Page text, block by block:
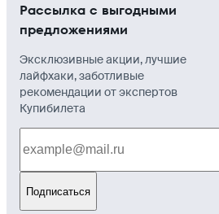
Рассылка с выгодными
предложениями
Эксклюзивные акции, лучшие
лайфхаки, заботливые
рекомендации от экспертов
Купибилета
Подписаться